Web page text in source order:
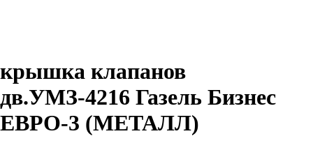
крышка клапанов
дв.УМЗ-4216 Газель Бизнес
ЕВРО-3 (МЕТАЛЛ)